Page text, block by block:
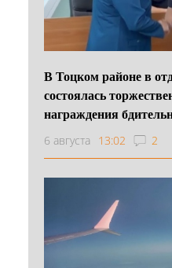
В Тоцком районе в
состоялась
награждения
6 августа 13:02 2